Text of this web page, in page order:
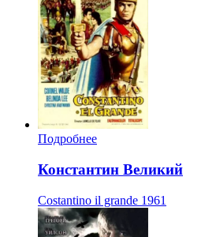
Подробнее
Константин Великий
Costantino il grande 1961